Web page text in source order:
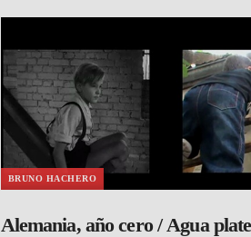
BRUNO HACHERO
Alemania, año cero / Agua